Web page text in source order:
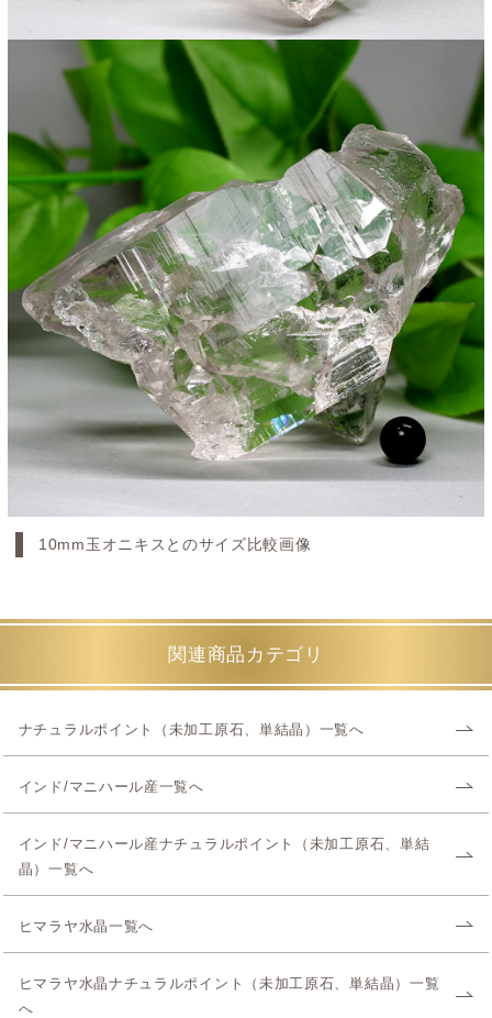
10mm玉オニキスとのサイズ比較画像
関連商品カテゴリ
ナチュラルポイント（未加工原石、単結晶）一覧へ
インド/マニハール産一覧へ
インド/マニハール産ナチュラルポイント（未加工原石、単結
晶）一覧へ
ヒマラヤ水晶一覧へ
ヒマラヤ水晶ナチュラルポイント（未加工原石、単結晶）一覧
へ